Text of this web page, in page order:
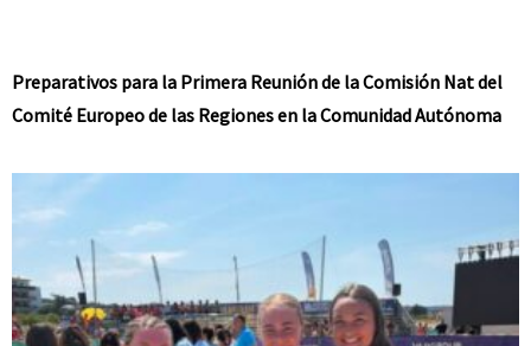
Preparativos para la Primera Reunión de la Comisión Nat del
Comité Europeo de las Regiones en la Comunidad Autónoma